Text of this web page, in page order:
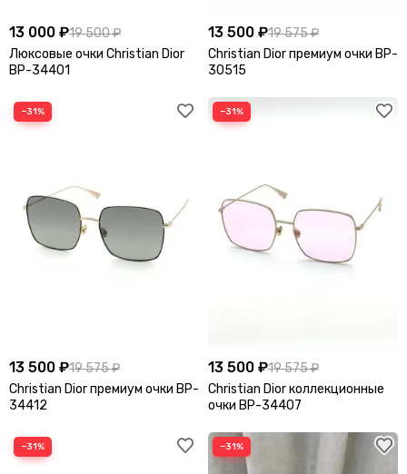
13 000 ₽19 500 ₽
Люксовые очки Christian Dior
BP-34401
13 500 ₽19 575 ₽
Christian Dior премиум очки BP-
30515
−31%
13 500 ₽19 575 ₽
Christian Dior премиум очки BP-
34412
−31%
13 500 ₽19 575 ₽
Christian Dior коллекционные
очки BP-34407
−31% −31%